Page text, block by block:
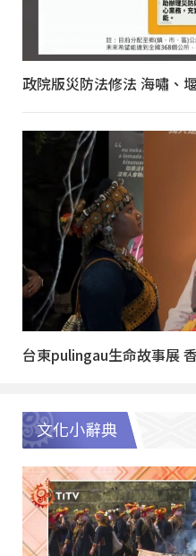
政院版災防法修法 海嘯、
台東pulingau生命故事展
文化小辭典